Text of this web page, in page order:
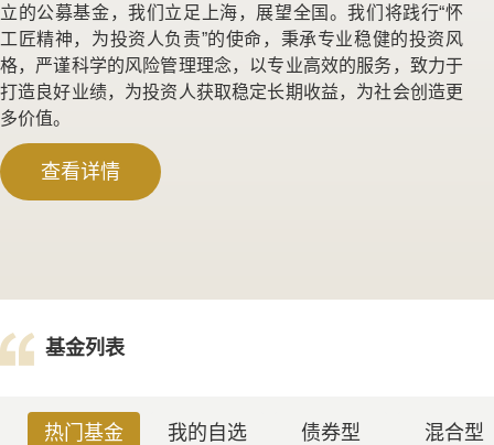
立的公募基金，我们立足上海，展望全国。我们将践行“怀
工匠精神，为投资人负责”的使命，秉承专业稳健的投资风
格，严谨科学的风险管理理念，以专业高效的服务，致力于
打造良好业绩，为投资人获取稳定长期收益，为社会创造更
多价值。
查看详情
基金列表
热门基金 我的自选 债券型 混合型